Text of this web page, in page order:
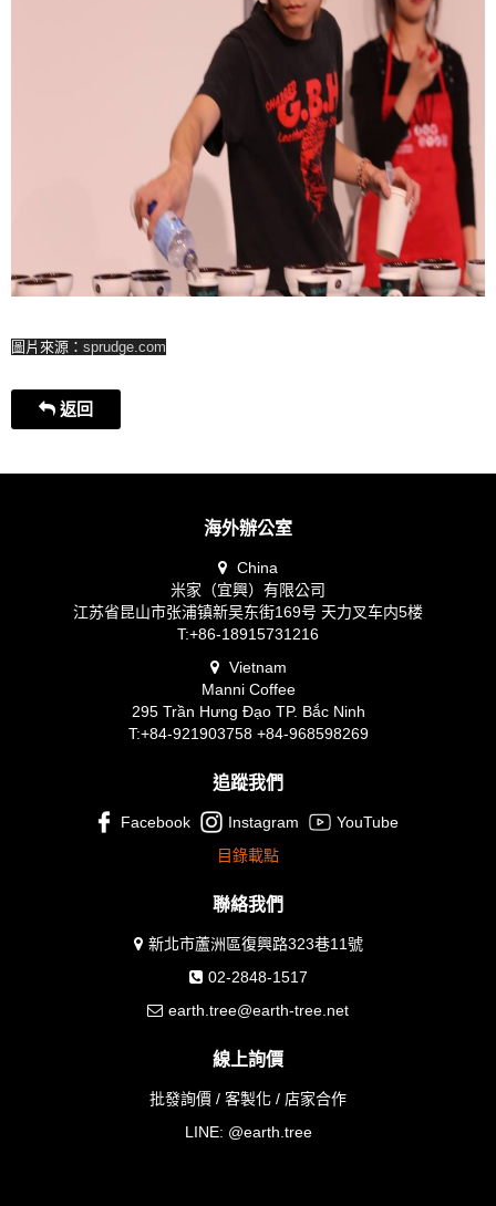
圖片來源： sprudge.com
返回
海外辦公室
China
米家（宜興）有限公司
江苏省昆山市张浦镇新吴东街169号 天力叉车内5楼
T:+86-18915731216
Vietnam
Manni Coffee
295 Trần Hưng Đạo TP. Bắc Ninh
T:+84-921903758 +84-968598269
追蹤我們
Facebook Instagram
YouTube
目錄載點
聯絡我們
新北市蘆洲區復興路323巷11號
02-2848-1517
earth.tree@earth-tree.net
線上詢價
批發詢價 / 客製化 / 店家合作
LINE: @earth.tree